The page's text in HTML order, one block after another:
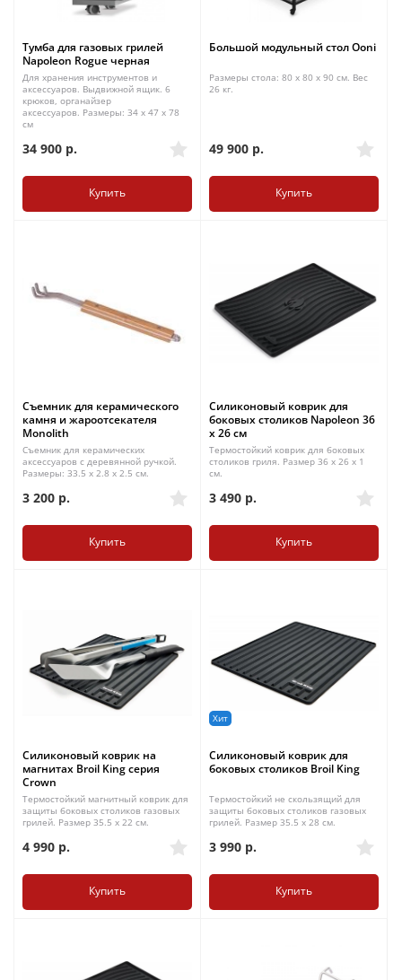
Тумба для газовых грилей
Napoleon Rogue черная
Для хранения инструментов и
аксессуаров. Выдвижной ящик. 6
крюков, органайзер
аксессуаров. Размеры: 34 х 47 х 78
см
34 900 р.
Купить
Большой модульный стол Ooni
Размеры стола: 80 x 80 x 90 см. Вес
26 кг.
49 900 р.
Купить
Съемник для керамического
камня и жароотсекателя
Monolith
Съемник для керамических
аксессуаров с деревянной ручкой.
Размеры: 33.5 x 2.8 x 2.5 см.
3 200 р.
Купить
Силиконовый коврик для
боковых столиков Napoleon 36
x 26 см
Термостойкий коврик для боковых
столиков гриля. Размер 36 х 26 х 1
см.
3 490 р.
Купить
Силиконовый коврик на
магнитах Broil King серия
Crown
Термостойкий магнитный коврик для
защиты боковых столиков газовых
грилей. Размер 35.5 х 22 см.
4 990 р.
Купить
Хит
Силиконовый коврик для
боковых столиков Broil King
Термостойкий не скользящий для
защиты боковых столиков газовых
грилей. Размер 35.5 х 28 см.
3 990 р.
Купить